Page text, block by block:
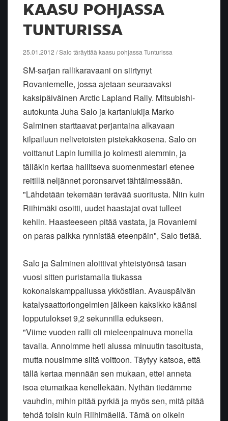
KAASU POHJASSA
TUNTURISSA
25.01.2012 / Salo täräyttää kaasu pohjassa Tunturissa
SM-sarjan rallikaravaani on siirtynyt
Rovaniemelle, jossa ajetaan seuraavaksi
kaksipäiväinen Arctic Lapland Rally. Mitsubishi-
autokunta Juha Salo ja kartanlukija Marko
Salminen starttaavat perjantaina alkavaan
kilpailuun nelivetoisten pistekakkosena. Salo on
voittanut Lapin lumilla jo kolmesti aiemmin, ja
tälläkin kertaa hallitseva suomenmestari etenee
reitillä neljännet poronsarvet tähtäimessään.
"Lähdetään tekemään terävää suoritusta. Niin kuin
Riihimäki osoitti, uudet haastajat ovat tulleet
kehiin. Haasteeseen pitää vastata, ja Rovaniemi
on paras paikka rynnistää eteenpäin", Salo tietää.
Salo ja Salminen aloittivat yhteistyönsä tasan
vuosi sitten puristamalla tiukassa
kokonaiskamppailussa ykköstilan. Avauspäivän
katalysaattoriongelmien jälkeen kaksikko käänsi
lopputulokset 9,2 sekunnilla edukseen.
"Viime vuoden ralli oli mieleenpainuva monella
tavalla. Annoimme heti alussa minuutin tasoitusta,
mutta nousimme siitä voittoon. Täytyy katsoa, että
tällä kertaa mennään sen mukaan, ettei anneta
isoa etumatkaa kenellekään. Nythän tiedämme
vauhdin, mihin pitää pyrkiä ja myös sen, mitä pitää
tehdä toisin kuin Riihimäellä. Tämä on oikein